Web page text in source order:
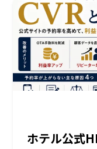
ホテル公式